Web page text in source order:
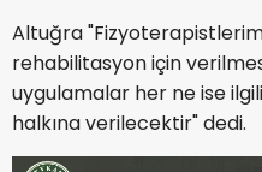
Altuğra
rehabilitasyon için
uygulamalar her ne ise
halkına verilecektir" dedi.